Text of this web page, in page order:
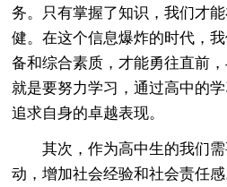
务。只有掌握了知识，我们才
健。在这个信息爆炸的时代，
备和综合素质，才能勇往直前
就是要努力学习，通过高中的
追求自身的卓越表现。
其次，作为高中生的我们需
动，增加社会经验和社会责任